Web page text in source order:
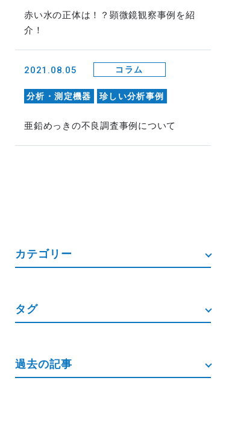
赤い水の正体は！？顕微鏡観察事例を紹
介！
2021.08.05 コラム
分析・測定機器 珍しい分析事例
亜鉛めっきの不良調査事例について
カテゴリー
タグ
過去の記事